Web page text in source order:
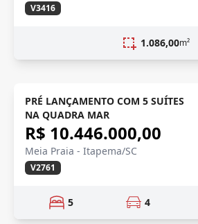
V3416
1.086,00m²
PRÉ LANÇAMENTO
Vídeo
PRÉ LANÇAMENTO COM 5 SUÍTES
NA QUADRA MAR
R$ 10.446.000,00
Meia Praia - Itapema/SC
V2761
5 4